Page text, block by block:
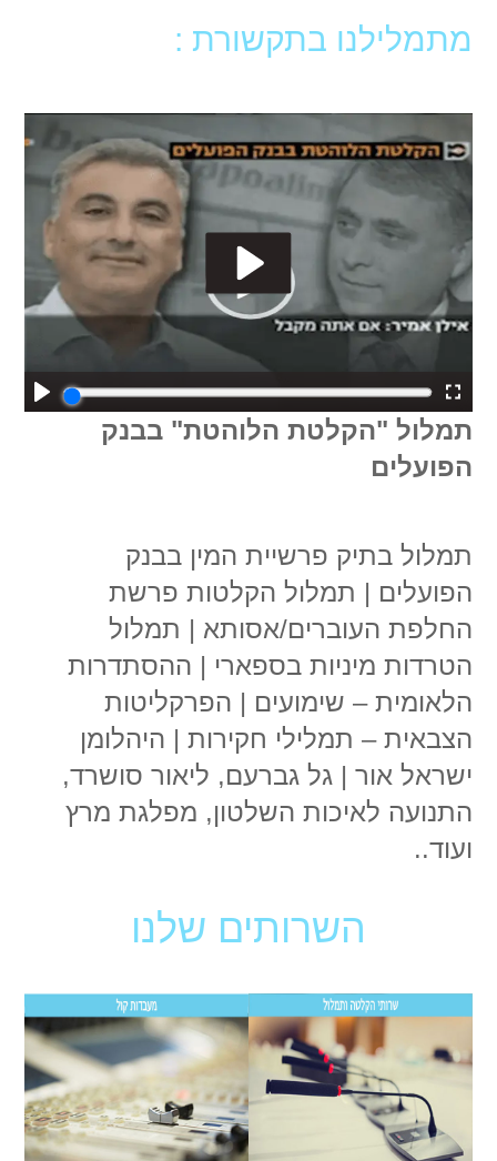
מתמלילנו בתקשורת :
תמלול "הקלטת הלוהטת" בבנק
הפועלים
תמלול בתיק פרשיית המין בבנק
הפועלים | תמלול הקלטות פרשת
החלפת העוברים/אסותא | תמלול
הטרדות מיניות בספארי | ההסתדרות
הלאומית – שימועים | הפרקליטות
הצבאית – תמלילי חקירות | היהלומן
ישראל אור | גל גברעם, ליאור סושרד,
התנועה לאיכות השלטון, מפלגת מרץ
ועוד..
השרותים שלנו